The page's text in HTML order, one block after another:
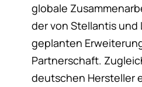
globale
der von Stellantis und
geplanten
Partnerschaft.
deutschen Hersteller